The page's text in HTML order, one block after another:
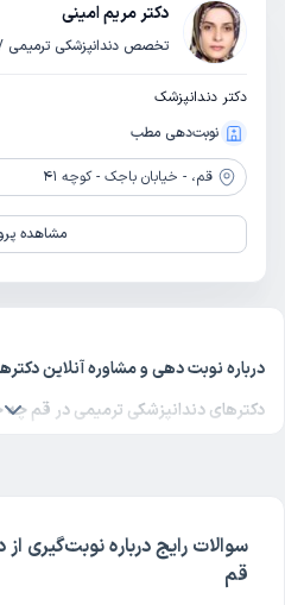
دکتر مریم امینی
دکتر دندانپزشک
نوبت‌دهی مطب
قم، - خیابان باجک - کوچه 41
مشاهده
درباره نوبت دهی و مشاوره آنلاین
دکترهای دندانپزشکی ترمیمی در قم چه
ترمیمی در قمدر دکترتو علاوه بر
هم دریافت کنید.
سوالات رایج درباره نوبت‌گیری
قم